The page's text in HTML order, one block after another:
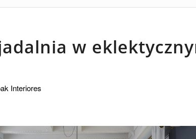
w
Interiores